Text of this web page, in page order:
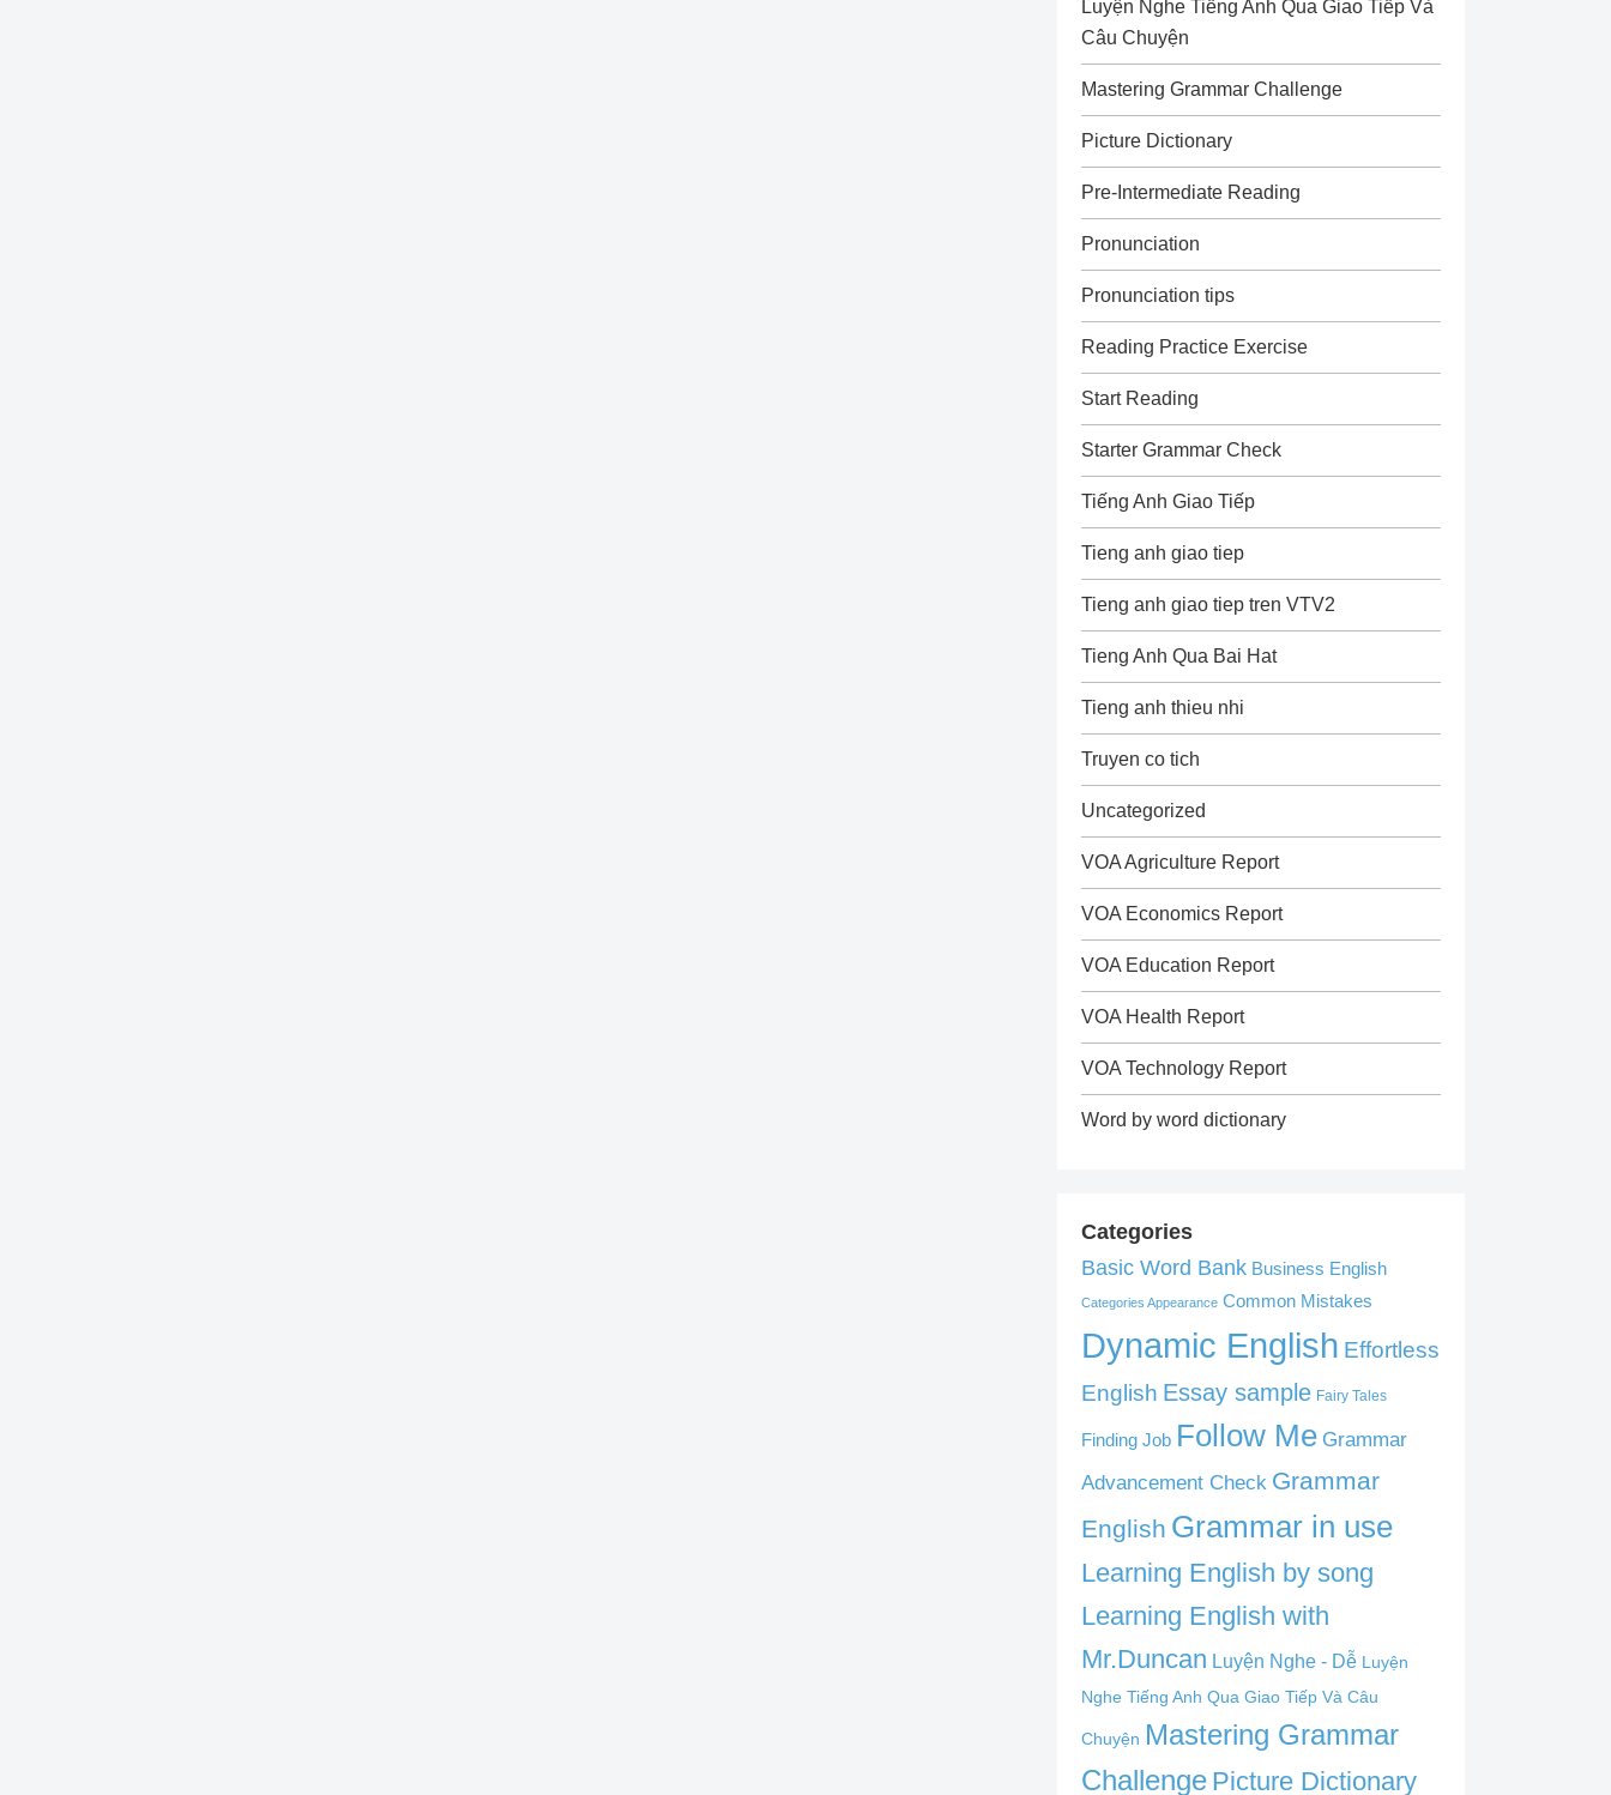
Luyện Nghe Tiếng Anh Qua Giao Tiếp Và
Câu Chuyện
Mastering Grammar Challenge
Picture Dictionary
Pre-Intermediate Reading
Pronunciation
Pronunciation tips
Reading Practice Exercise
Start Reading
Starter Grammar Check
Tiếng Anh Giao Tiếp
Tieng anh giao tiep
Tieng anh giao tiep tren VTV2
Tieng Anh Qua Bai Hat
Tieng anh thieu nhi
Truyen co tich
Uncategorized
VOA Agriculture Report
VOA Economics Report
VOA Education Report
VOA Health Report
VOA Technology Report
Word by word dictionary
Categories
Basic Word Bank Business English
Categories Appearance Common Mistakes
Dynamic English Effortless
English Essay sample Fairy Tales
Finding Job Follow Me Grammar
Advancement Check Grammar
English Grammar in use
Learning English by song
Learning English with
Mr.Duncan Luyện Nghe - Dễ Luyện
Nghe Tiếng Anh Qua Giao Tiếp Và Câu
Chuyện Mastering Grammar
Challenge Picture Dictionary